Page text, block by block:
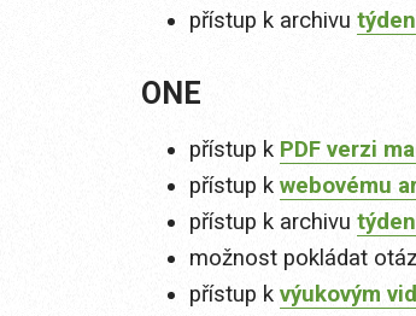
přístup k archivu
ONE
přístup k PDF verzi
přístup k webovému
přístup k archivu
možnost pokládat
přístup k výukovým